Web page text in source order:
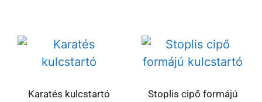
Karatés kulcstartó
Stoplis cipő formájú